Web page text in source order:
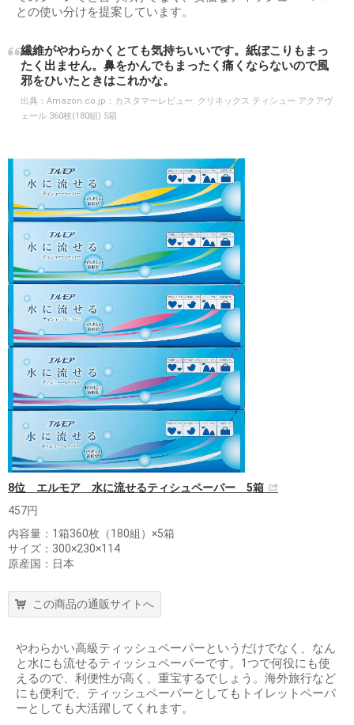
との使い分けを提案しています。
繊維がやわらかくとても気持ちいいです。紙ぼこりもまっ
たく出ません。鼻をかんでもまったく痛くならないので風
邪をひいたときはこれかな。
出典： Amazon.co.jp：カスタマーレビュー: クリネックス ティシュー アクアヴ
ェール 360枚(180組) 5箱
8位 エルモア 水に流せるティシュペーパー 5箱
457円
内容量：1箱360枚（180組）×5箱
サイズ：300×230×114
原産国：日本
この商品の通販サイトへ
やわらかい高級ティッシュペーパーというだけでなく、なん
と水にも流せるティッシュペーパーです。1つで何役にも使
えるので、利便性が高く、重宝するでしょう。海外旅行など
にも便利で、ティッシュペーパーとしてもトイレットペーパ
ーとしても大活躍してくれます。